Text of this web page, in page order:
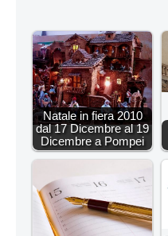
Natale in fiera 2010
dal 17 Dicembre al 19
Dicembre a Pompei